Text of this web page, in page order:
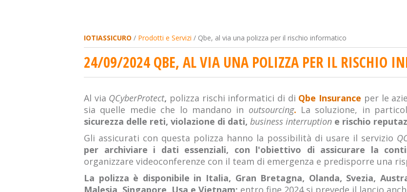
IOTIASSICURO / Prodotti e Servizi / Qbe, al via una polizza per il rischio informatico
24/09/2024 QBE, AL VIA UNA POLIZZA PER IL RISCHIO
Al via QCyberProtect, polizza rischi informatici di di Qbe Insurance per le
sia quelle medie che lo mandano in outsourcing. La soluzione, in
sicurezza delle reti, violazione di dati, business interruption e rischio
Gli assicurati con questa polizza hanno la possibilità di usare il servizio
per archiviare i dati essenziali, con l'obiettivo di assicurare la
organizzare videoconferenze con il team di emergenza e predisporre una
La polizza è disponibile in Italia, Gran Bretagna, Olanda, Svezia,
Malesia, Singapore, Usa e Vietnam; entro fine 2024 si prevede il lancio